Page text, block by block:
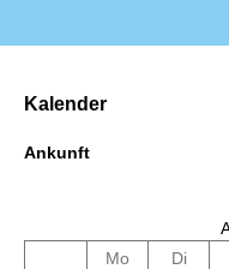
Kalender
Ankunft
Mo
Di